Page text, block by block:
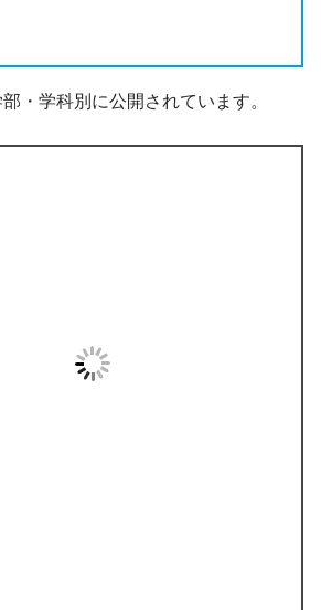
・学科別に公開されています。